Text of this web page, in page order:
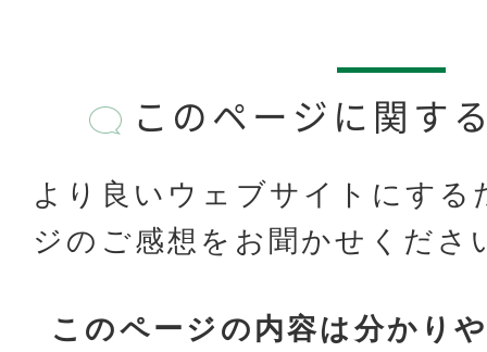
このページに関す
より良いウェブサイトにする
ジのご感想をお聞かせくださ
このページの内容は分かり